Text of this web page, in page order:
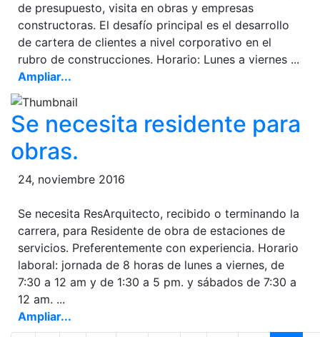
de presupuesto, visita en obras y empresas
constructoras. El desafío principal es el desarrollo
de cartera de clientes a nivel corporativo en el
rubro de construcciones. Horario: Lunes a viernes ...
Ampliar...
Se necesita residente para
obras.
24, noviembre 2016
Se necesita ResArquitecto, recibido o terminando la
carrera, para Residente de obra de estaciones de
servicios. Preferentemente con experiencia. Horario
laboral: jornada de 8 horas de lunes a viernes, de
7:30 a 12 am y de 1:30 a 5 pm. y sábados de 7:30 a
12 am. ...
Ampliar...